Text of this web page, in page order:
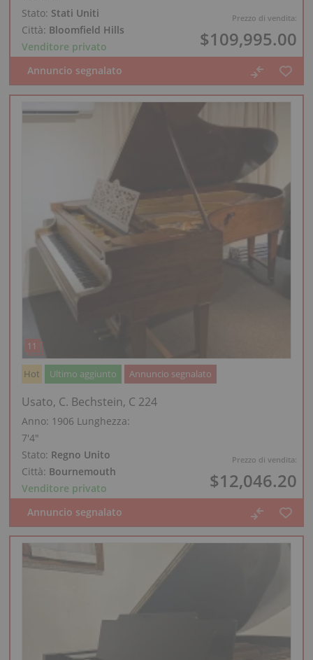
Prezzo di vendita:
$109,995.00
Stato: Stati Uniti
Città: Bloomfield Hills
Venditore privato
Prezzo di vendita:
$12,046.20
Hot Ultimo aggiunto Annuncio segnalato
Usato, C. Bechstein, C 224
Anno: 1906 Lunghezza:
7′4″
Stato: Regno Unito
Città: Bournemouth
Venditore privato